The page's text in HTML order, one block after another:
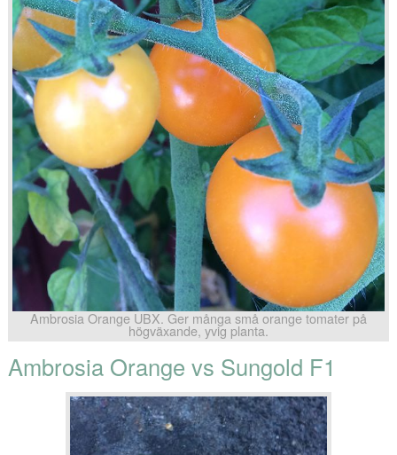
Ambrosia Orange UBX. Ger många små orange tomater på
högväxande, yvig planta.
Ambrosia Orange vs Sungold F1